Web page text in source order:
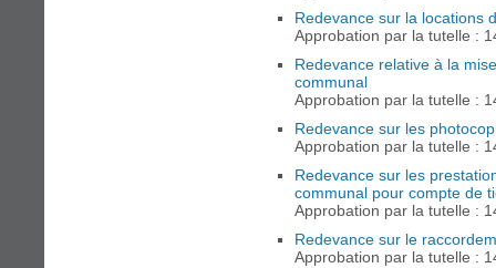
Redevance sur la locations
Approbation par la tutelle :
Redevance relative à la
communal
Approbation par la tutelle :
Redevance sur les
Approbation par la tutelle :
Redevance sur les
communal pour compte de
Approbation par la tutelle :
Redevance sur le
Approbation par la tutelle :